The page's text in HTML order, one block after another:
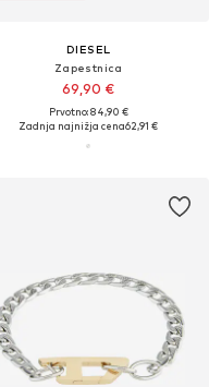
DIESEL
Zapestnica
69,90 €
Prvotno: 84,90 €
Zadnja najnižja cena62,91 €